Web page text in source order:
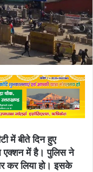
में बीते दिन हुए
एक्शन में है। पुलिस ने
कर लिया हो। इसके